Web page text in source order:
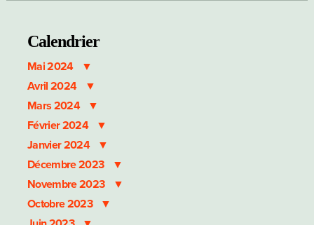
Calendrier
Mai 2024
Avril 2024
Mars 2024
Février 2024
Janvier 2024
Décembre 2023
Novembre 2023
Octobre 2023